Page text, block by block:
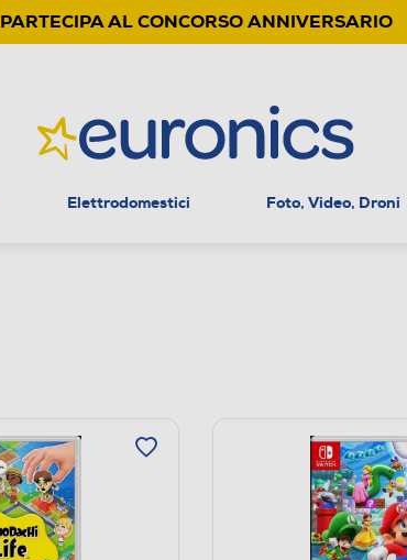
PARTECIPA AL CONCORSO ANNIVERSARIO
Elettrodomestici Foto, Video, Droni